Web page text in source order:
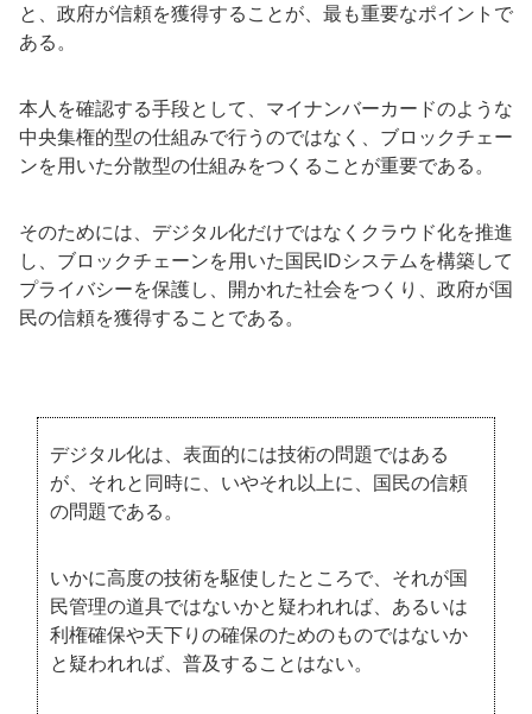
と、政府が信頼を獲得することが、最も重要なポイントで
ある。
本人を確認する手段として、マイナンバーカードのような
中央集権的型の仕組みで行うのではなく、ブロックチェー
ンを用いた分散型の仕組みをつくることが重要である。
そのためには、デジタル化だけではなくクラウド化を推進
し、ブロックチェーンを用いた国民IDシステムを構築して
プライバシーを保護し、開かれた社会をつくり、政府が国
民の信頼を獲得することである。
デジタル化は、表面的には技術の問題ではある
が、それと同時に、いやそれ以上に、国民の信頼
の問題である。
いかに高度の技術を駆使したところで、それが国
民管理の道具ではないかと疑われれば、あるいは
利権確保や天下りの確保のためのものではないか
と疑われれば、普及することはない。